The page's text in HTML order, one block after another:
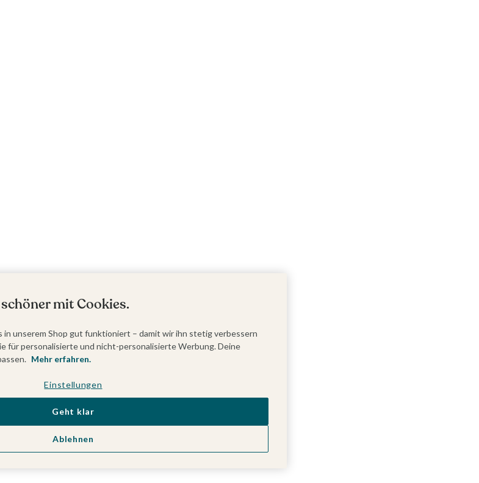
mit Cookies.
in unserem Shop gut funktioniert – damit wir ihn stetig verbessern
für personalisierte und nicht-personalisierte Werbung. Deine
Mehr erfahren.
Einstellungen
Ablehnen
Geht klar